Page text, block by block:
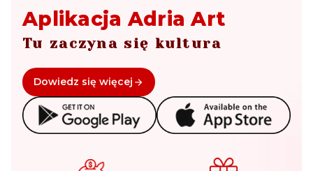
Aplikacja Adria Art
Tu zaczyna się kultura
Dowiedz się więcej